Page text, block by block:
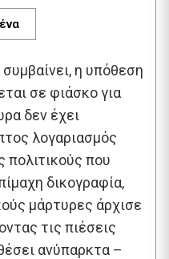
η υπόθεση
σε φιάσκο για
δεν έχει
λογαριασμός
πολιτικούς που
δικογραφία,
μάρτυρες άρχισε
τις πιέσεις
ανύπαρκτα –